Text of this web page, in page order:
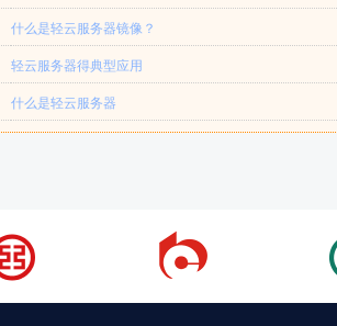
什么是轻云服务器镜像？
轻云服务器得典型应用
什么是轻云服务器